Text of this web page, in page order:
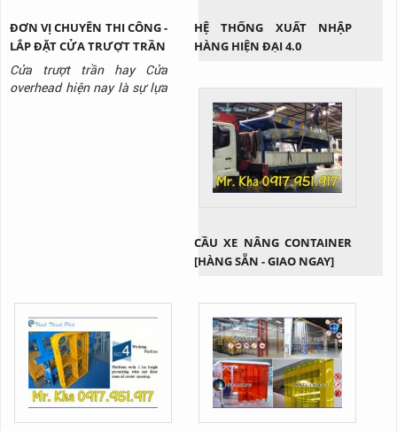
ĐƠN VỊ CHUYÊN THI CÔNG -
LẮP ĐẶT CỬA TRƯỢT TRẦN
Cửa trượt trần hay Cửa
overhead hiện nay là sự lựa
HỆ THỐNG XUẤT NHẬP
HÀNG HIỆN ĐẠI 4.0
CẦU XE NÂNG CONTAINER
[HÀNG SẴN - GIAO NGAY]